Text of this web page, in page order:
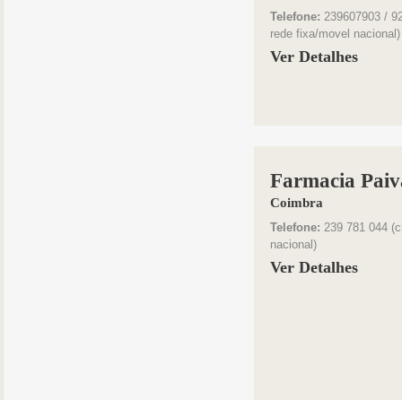
Telefone: 239607903 /
rede fixa/movel nacional)
Ver Detalhes
Farmacia
Coimbra
Telefone: 239 781 044
nacional)
Ver Detalhes